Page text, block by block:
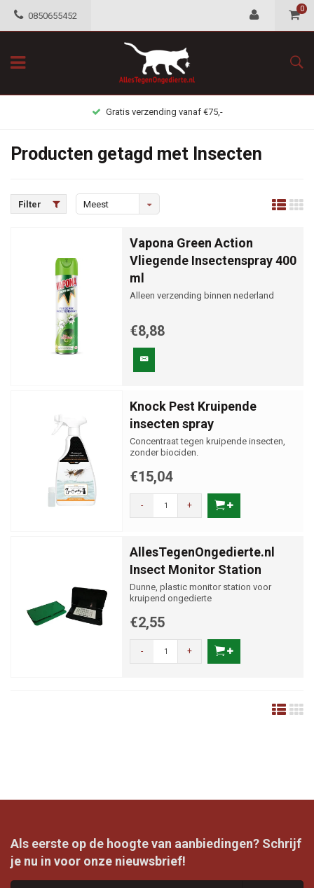
0850655452
0
Gratis verzending vanaf €75,-
Producten getagd met Insecten
Filter
Meest
Vapona Green Action
Vliegende Insectenspray 400
ml
Alleen verzending binnen nederland
€8,88
Knock Pest Kruipende
insecten spray
Concentraat tegen kruipende insecten,
zonder biociden.
€15,04
- +
AllesTegenOngedierte.nl
Insect Monitor Station
Dunne, plastic monitor station voor
kruipend ongedierte
€2,55
- +
Als eerste op de hoogte van aanbiedingen? Schrijf
je nu in voor onze nieuwsbrief!